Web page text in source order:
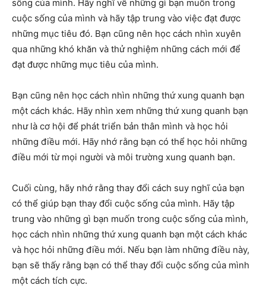
sống của mình. Hãy nghĩ về những gì bạn muốn trong
cuộc sống của mình và hãy tập trung vào việc đạt được
những mục tiêu đó. Bạn cũng nên học cách nhìn xuyên
qua những khó khăn và thử nghiệm những cách mới để
đạt được những mục tiêu của mình.
Bạn cũng nên học cách nhìn những thứ xung quanh bạn
một cách khác. Hãy nhìn xem những thứ xung quanh bạn
như là cơ hội để phát triển bản thân mình và học hỏi
những điều mới. Hãy nhớ rằng bạn có thể học hỏi những
điều mới từ mọi người và môi trường xung quanh bạn.
Cuối cùng, hãy nhớ rằng thay đổi cách suy nghĩ của bạn
có thể giúp bạn thay đổi cuộc sống của mình. Hãy tập
trung vào những gì bạn muốn trong cuộc sống của mình,
học cách nhìn những thứ xung quanh bạn một cách khác
và học hỏi những điều mới. Nếu bạn làm những điều này,
bạn sẽ thấy rằng bạn có thể thay đổi cuộc sống của mình
một cách tích cực.